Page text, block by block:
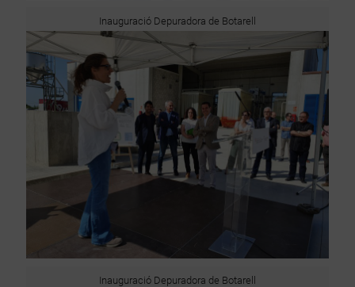
Inauguració Depuradora de Botarell
Inauguració Depuradora de Botarell